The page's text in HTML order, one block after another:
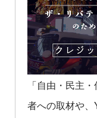
「自由・民主
者への取材や